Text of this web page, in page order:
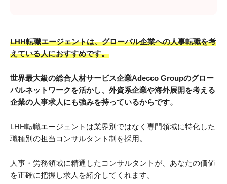
LHH転職エージェントは、グローバル企業への人事転職を考
えている人におすすめです。
世界最大級の総合人材サービス企業Adecco Groupのグロー
バルネットワークを活かし、外資系企業や海外展開を考える
企業の人事求人にも強みを持っているからです。
LHH転職エージェントは業界別ではなく専門領域に特化した
職種別の担当コンサルタント制を採用。
人事・労務領域に精通したコンサルタントが、あなたの価値
を正確に把握し求人を紹介してくれます。